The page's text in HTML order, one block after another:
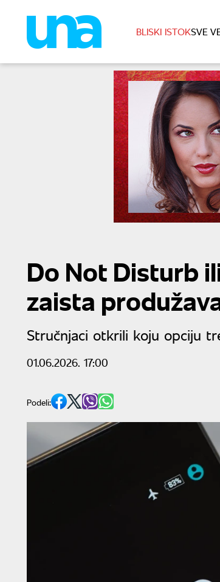
BLISKI ISTOKSVE
Do Not Disturb
zaista
Stručnjaci otkrili koju opciju
01.06.2026. 17:00
Podeli: